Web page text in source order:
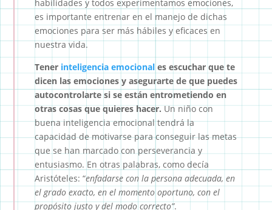
habilidades y todos experimentamos emociones,
es importante entrenar en el manejo de dichas
emociones para ser más hábiles y eficaces en
nuestra vida.
Tener inteligencia emocionales escuchar que te
dicen las emociones y asegurarte de que puedes
autocontrolarte si se están entrometiendo en
otras cosas que quieres hacer.Un niño con
buena inteligencia emocional tendrá la
capacidad de motivarse para conseguir las metas
que se han marcado con perseverancia y
entusiasmo. En otras palabras, como decía
Aristóteles: “enfadarse con la persona adecuada, en
el grado exacto, en el momento oportuno, con el
propósito justo y del modo correcto”.